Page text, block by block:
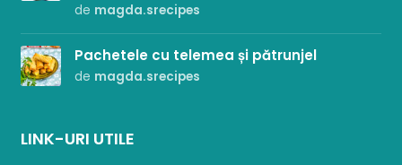
de magda.srecipes
Pachetele cu telemea și pătrunjel
de magda.srecipes
LINK-URI UTILE